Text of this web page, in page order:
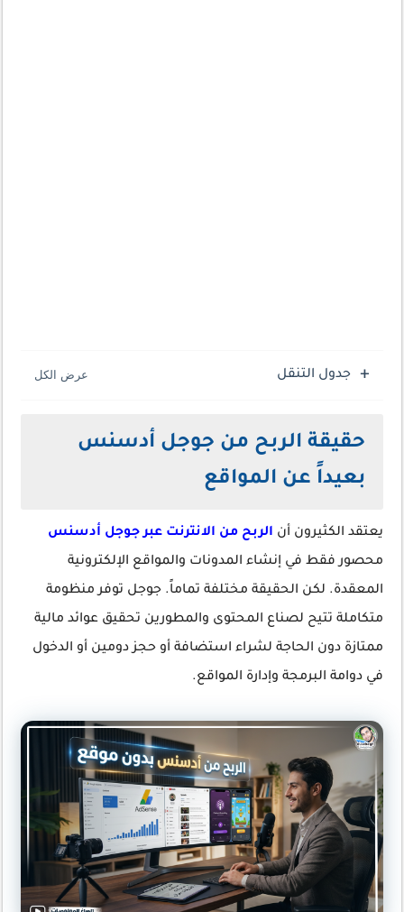
جدول التنقل
حقيقة الربح من جوجل أدسنس
بعيداً عن المواقع
يعتقد الكثيرون أن الربح من الانترنت عبر جوجل أدسنس
محصور فقط في إنشاء المدونات والمواقع الإلكترونية
المعقدة. لكن الحقيقة مختلفة تماماً. جوجل توفر منظومة
متكاملة تتيح لصناع المحتوى والمطورين تحقيق عوائد مالية
ممتازة دون الحاجة لشراء استضافة أو حجز دومين أو الدخول
في دوامة البرمجة وإدارة المواقع.